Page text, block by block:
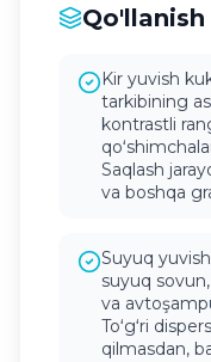
Kir yuvish
tarkibining
kontrastli
Saqlash
va boshqa
Suyuq
suyuq
va
Toʻgʻri
qilmasdan,